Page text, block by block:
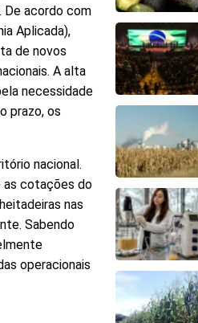
De acordo com
Aplicada),
de novos
A alta
necessidade
prazo, os
nacional.
as cotações do
nas
Sabendo
operacionais